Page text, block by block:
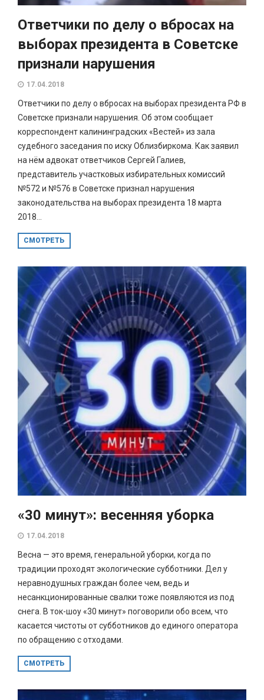
Ответчики по делу о вбросах на
выборах президента в Советске
признали нарушения
17.04.2018
Ответчики по делу о вбросах на выборах президента РФ в
Советске признали нарушения. Об этом сообщает
корреспондент калининградских «Вестей» из зала
судебного заседания по иску Облизбиркома. Как заявил
на нём адвокат ответчиков Сергей Галиев,
представитель участковых избирательных комиссий
№572 и №576 в Советске признал нарушения
законодательства на выборах президента 18 марта
2018...
СМОТРЕТЬ
«30 минут»: весенняя уборка
17.04.2018
Весна — это время, генеральной уборки, когда по
традиции проходят экологические субботники. Дел у
неравнодушных граждан более чем, ведь и
несанкционированные свалки тоже появляются из под
снега. В ток-шоу «30 минут» поговорили обо всем, что
касается чистоты от субботников до единого оператора
по обращению с отходами.
СМОТРЕТЬ